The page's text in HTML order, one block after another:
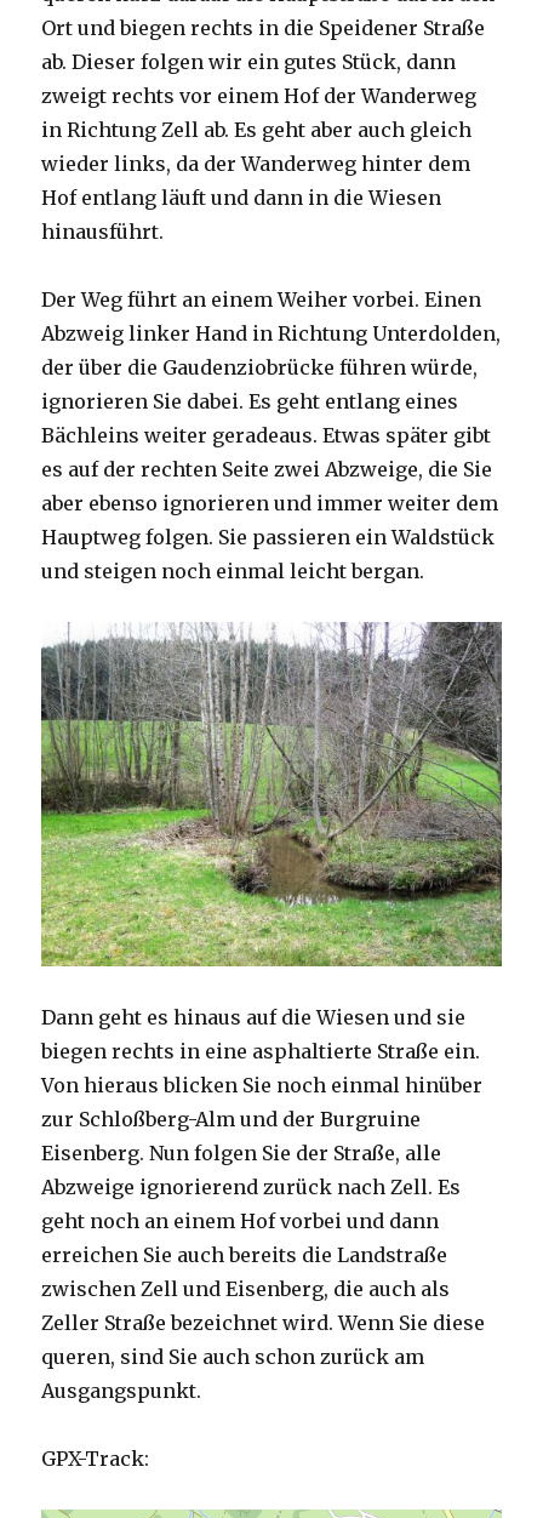
Ort und biegen rechts in die Speidener Straße
ab. Dieser folgen wir ein gutes Stück, dann
zweigt rechts vor einem Hof der Wanderweg
in Richtung Zell ab. Es geht aber auch gleich
wieder links, da der Wanderweg hinter dem
Hof entlang läuft und dann in die Wiesen
hinausführt.
Der Weg führt an einem Weiher vorbei. Einen
Abzweig linker Hand in Richtung Unterdolden,
der über die Gaudenziobrücke führen würde,
ignorieren Sie dabei. Es geht entlang eines
Bächleins weiter geradeaus. Etwas später gibt
es auf der rechten Seite zwei Abzweige, die Sie
aber ebenso ignorieren und immer weiter dem
Hauptweg folgen. Sie passieren ein Waldstück
und steigen noch einmal leicht bergan.
Dann geht es hinaus auf die Wiesen und sie
biegen rechts in eine asphaltierte Straße ein.
Von hieraus blicken Sie noch einmal hinüber
zur Schloßberg-Alm und der Burgruine
Eisenberg. Nun folgen Sie der Straße, alle
Abzweige ignorierend zurück nach Zell. Es
geht noch an einem Hof vorbei und dann
erreichen Sie auch bereits die Landstraße
zwischen Zell und Eisenberg, die auch als
Zeller Straße bezeichnet wird. Wenn Sie diese
queren, sind Sie auch schon zurück am
Ausgangspunkt.
GPX-Track: